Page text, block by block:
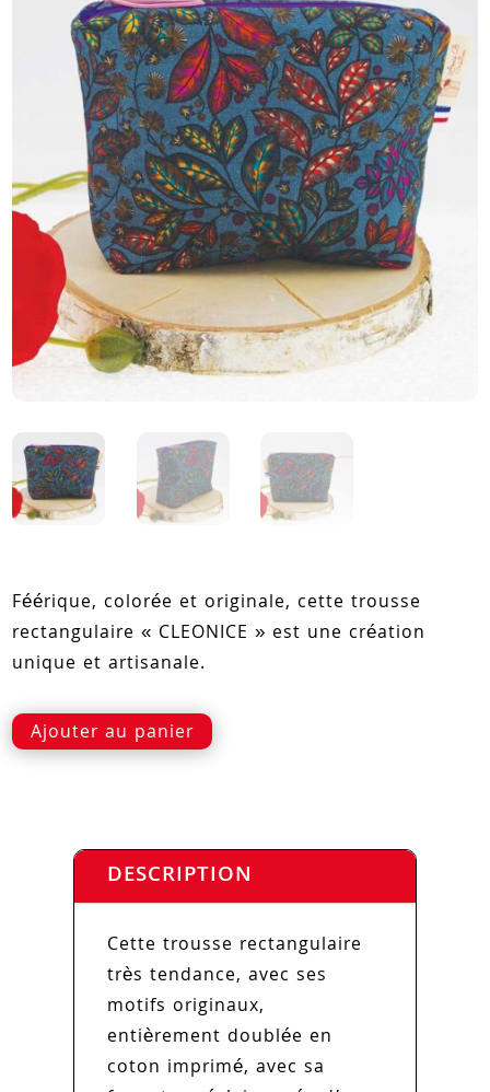
Féérique, colorée et originale, cette trousse
rectangulaire « CLEONICE » est une création
unique et artisanale.
Ajouter au panier
DESCRIPTION
Cette trousse rectangulaire
très tendance, avec ses
motifs originaux,
entièrement doublée en
coton imprimé, avec sa